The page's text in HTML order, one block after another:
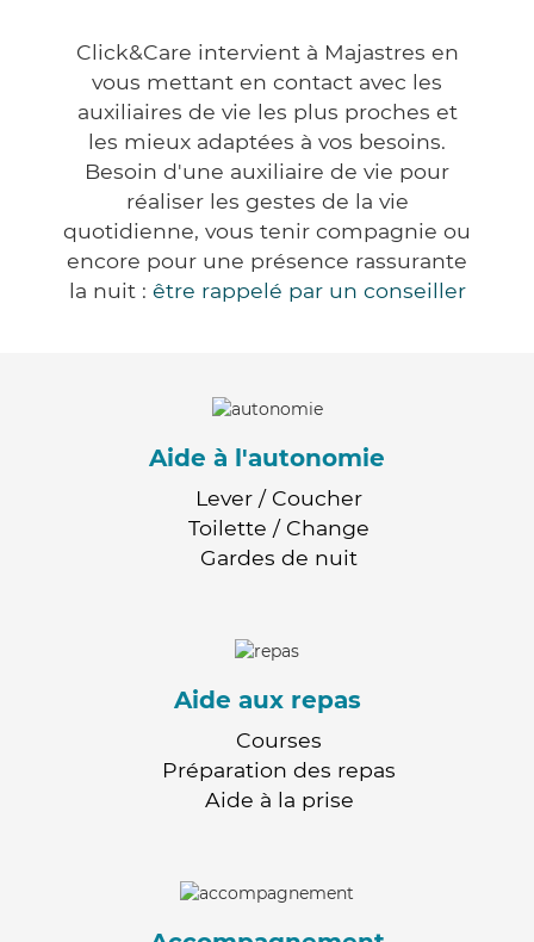
Click&Care intervient à Majastres en
vous mettant en contact avec les
auxiliaires de vie les plus proches et
les mieux adaptées à vos besoins.
Besoin d'une auxiliaire de vie pour
réaliser les gestes de la vie
quotidienne, vous tenir compagnie ou
encore pour une présence rassurante
la nuit : être rappelé par un conseiller
Aide à l'autonomie
Lever / Coucher
Toilette / Change
Gardes de nuit
Aide aux repas
Courses
Préparation des repas
Aide à la prise